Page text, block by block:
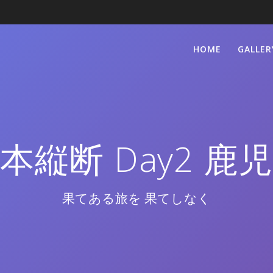
HOME
縦断 Day2 鹿
果てある旅を 果てしなく